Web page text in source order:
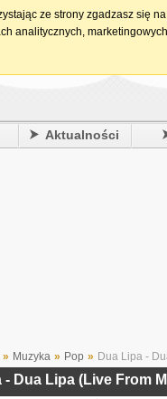
Aktualności
» Muzyka » Pop » Dua Lipa -
- Dua Lipa (Live From
ze strony zgadzasz się
analitycznych,